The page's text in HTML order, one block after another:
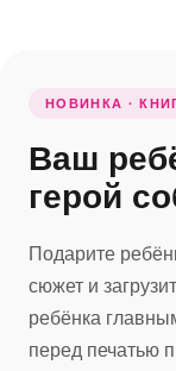
НОВИНКА ·
Ваш
герой
Подарите
сюжет и
ребёнка
перед печатью